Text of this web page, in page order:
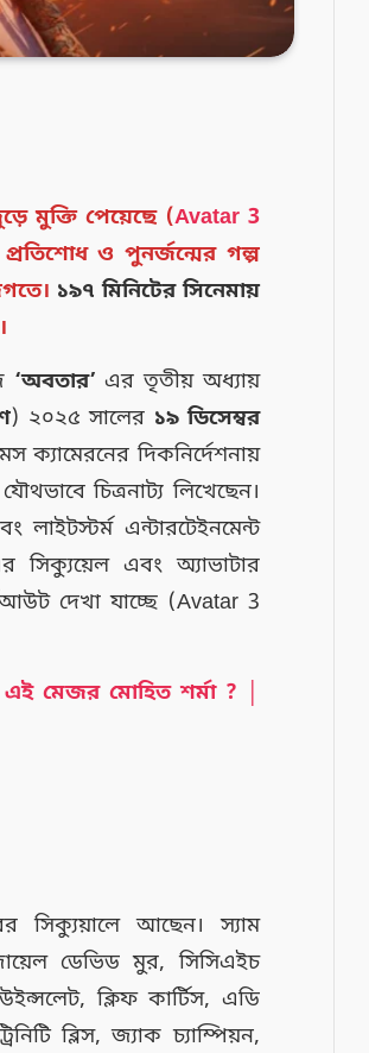
মুক্তি পেয়েছে (Avatar 3
ও পুনর্জন্মের গল্প
১৯৭ মিনিটের সিনেমায়
‘অবতার’ এর তৃতীয় অধ্যায়
) ২০২৫ সালের ১৯ ডিসেম্বর
ক্যামেরনের দিকনির্দেশনায়
চিত্রনাট্য লিখেছেন।
লাইটস্টর্ম এন্টারটেইনমেন্ট
সিক্যুয়েল এবং অ্যাভাটার
দেখা যাচ্ছে (Avatar 3
এই মেজর মোহিত শর্মা ? │
সিক্যুয়ালে আছেন। স্যাম
ডেভিড মুর, সিসিএইচ
ক্লিফ কার্টিস, এডি
ব্লিস, জ্যাক চ্যাম্পিয়ন,